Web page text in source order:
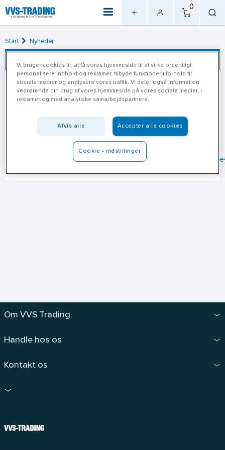
0
Start Nyheder
08-02-2021
Danfoss
Vil du gerne undgå at stå uden varme i hjemmet i disse dage?
Se vores udvalg af Danfoss termostat produkter her:
https://www.vvs-trading.dk/sog/?
Om VVS Trading
Handle hos os
Kontakt os
Vi bruger cookies til, at få vores hjemmeside til at virke ordentligt,
personalisere indhold og reklamer, tilbyde funktioner i forhold til
sociale medier og analysere vores traffik. Vi deler også information
vedrørende din brug af vores hjemmeside på vores sociale medier, i
reklamer og med analytiske samarbejdspartnere.
Afvis alle Accepter alle cookies
Cookie - indstillinger